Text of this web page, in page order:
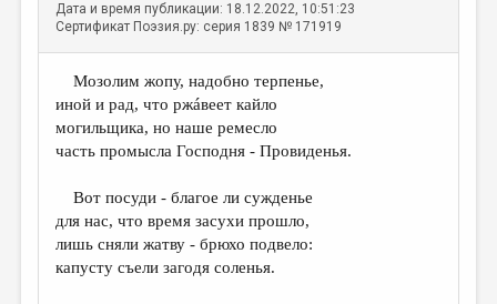
ЛИТСАЛОН
ПРАВИЛА САЙТА
ОТДЕЛЫ И РУБРИКИ
ДАЙДЖЕСТ
ПРОИЗВЕДЕНИЯ
Дата и время публикации: 18.12.2022, 10:51:23
Сертификат Поэзия.ру: серия 1839 № 171919
Мозолим жопу, надобно терпенье,
иной и рад, что ржáвеет кайло
могильщика, но наше ремесло
часть промысла Господня - Провиденья.
Вот посуди - благое ли сужденье
для нас, что время засухи прошло,
лишь сняли жатву - брюхо подвело:
капусту съели загодя соленья.